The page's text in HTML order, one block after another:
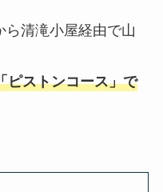
ら清滝小屋経由で山
ピストンコース」で